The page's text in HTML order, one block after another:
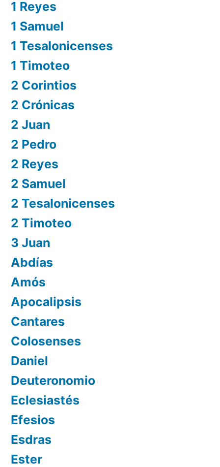
1 Reyes
1 Samuel
1 Tesalonicenses
1 Timoteo
2 Corintios
2 Crónicas
2 Juan
2 Pedro
2 Reyes
2 Samuel
2 Tesalonicenses
2 Timoteo
3 Juan
Abdías
Amós
Apocalipsis
Cantares
Colosenses
Daniel
Deuteronomio
Eclesiastés
Efesios
Esdras
Ester